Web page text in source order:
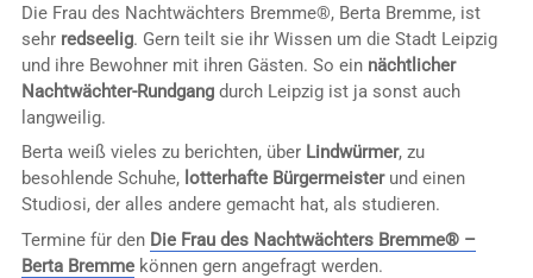
Die Frau des Nachtwächters Bremme®, Berta Bremme, ist
sehr redseelig. Gern teilt sie ihr Wissen um die Stadt Leipzig
und ihre Bewohner mit ihren Gästen. So ein nächtlicher
Nachtwächter-Rundgangdurch Leipzig ist ja sonst auch
langweilig.
Berta weiß vieles zu berichten, über Lindwürmer, zu
besohlende Schuhe, lotterhafte Bürgermeisterund einen
Studiosi, der alles andere gemacht hat, als studieren.
Termine für den Die Frau des Nachtwächters Bremme® –
Berta Bremmekönnen gern angefragt werden.